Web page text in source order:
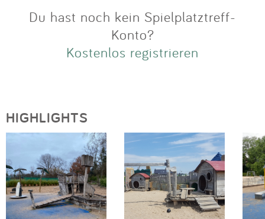
Du hast noch kein Spielplatztreff-
Konto?
Kostenlos registrieren
HIGHLIGHTS